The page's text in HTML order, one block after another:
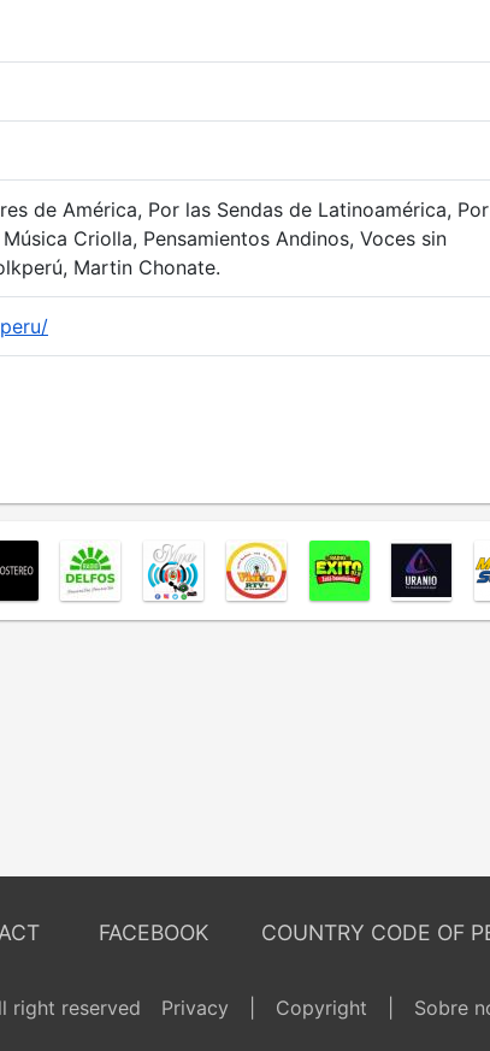
de América, Por las Sendas de Latinoamérica, Por
Criolla, Pensamientos Andinos, Voces sin
Martin Chonate.
FACEBOOK COUNTRY CODE OF
right reserved Privacy Copyright Sobre